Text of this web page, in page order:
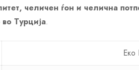
челичен ѓон и челична
Турција.
Еко